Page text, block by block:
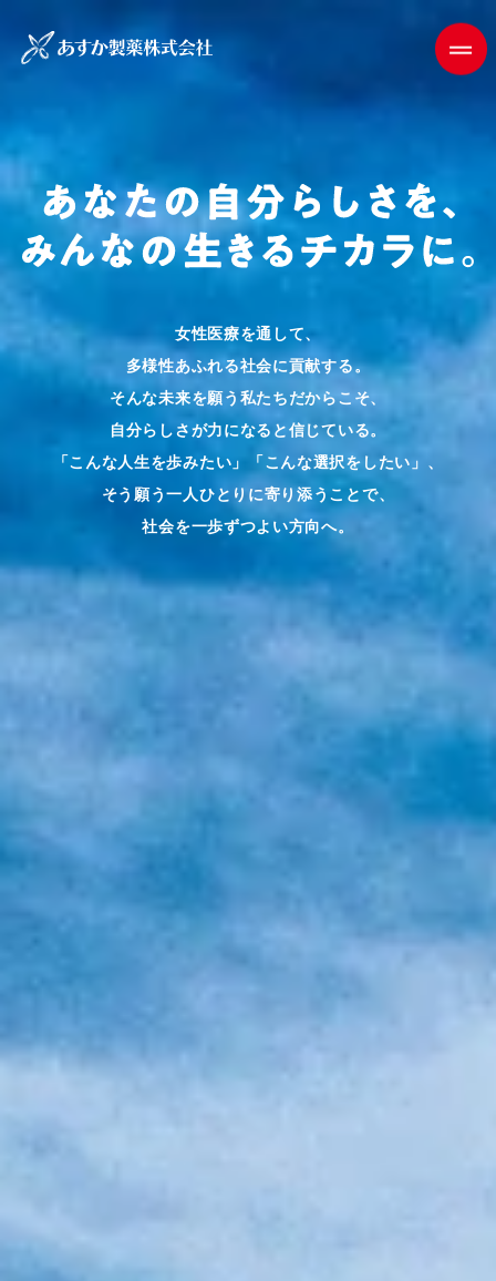
女性医療を通して、
多様性あふれる社会に貢献する。
そんな未来を願う私たちだからこそ、
自分らしさが力になると信じている。
「こんな人生を歩みたい」「こんな選択をしたい」、
そう願う一人ひとりに寄り添うことで、
社会を一歩ずつよい方向へ。